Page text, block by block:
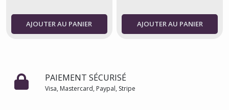
AJOUTER AU PANIER AJOUTER AU PANIER
PAIEMENT SÉCURISÉ
Visa, Mastercard, Paypal, Stripe